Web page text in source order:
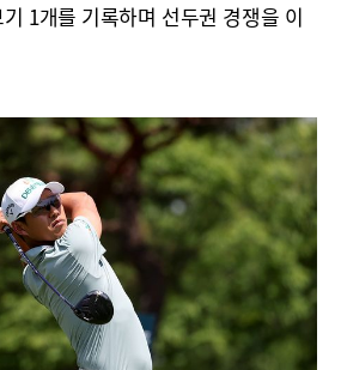
1개를 기록하며 선두권 경쟁을 이